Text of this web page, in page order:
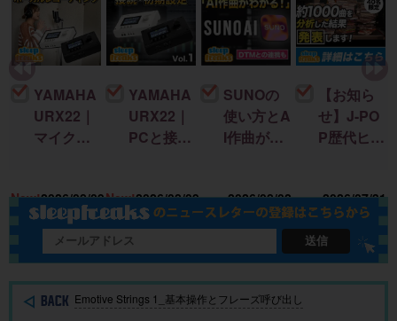
YAMAHA
URX22｜
マイクを
までを完
全解説！
New!2026/08/09
YAMAHA
URX22｜
PCと接続
の初期設
定を完全
解説！
New!2026/08/09
SUNOの
使い方とA
I作曲がわ
に生成AI
を取り入
ガイド
2026/08/02
【お知ら
せ】J-PO
P歴代ヒッ
析”する公
開収録イ
ベント開
催
2026/07/31
送信
Emotive Strings 1_基本操作とフレーズ呼び出し